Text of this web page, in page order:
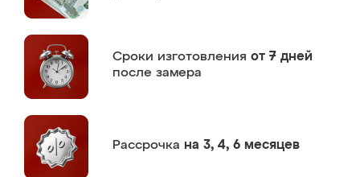
Сроки изготовления от 7 дней
после замера
Рассрочка на 3, 4, 6 месяцев